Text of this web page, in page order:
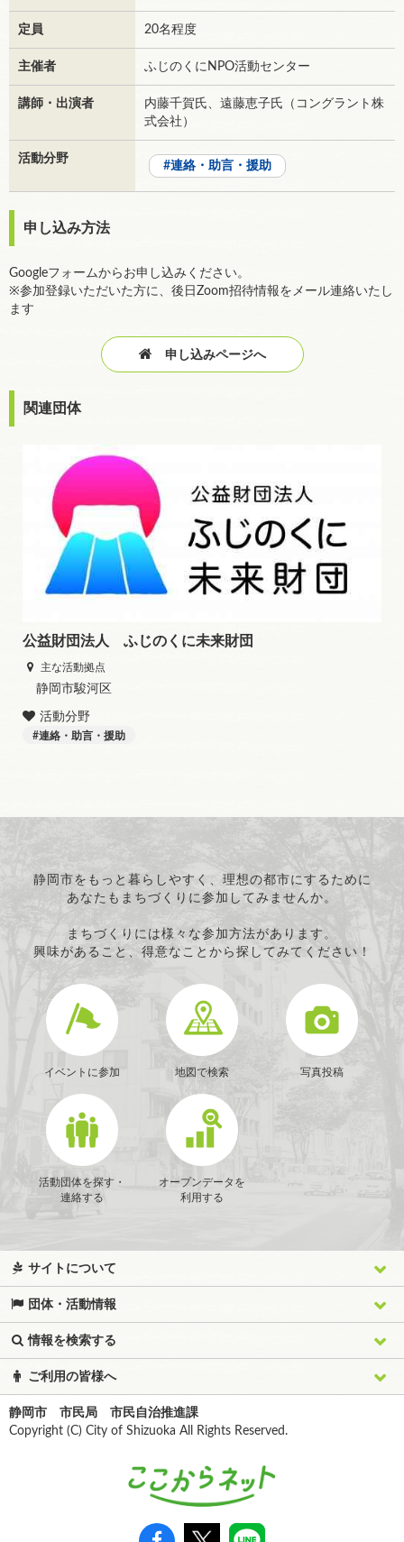
定員 20名程度
主催者 ふじのくにNPO活動センター
講師・出演者
内藤千賀氏、遠藤恵子氏（コングラント株
式会社）
活動分野
連絡・助言・援助
申し込み方法
Googleフォームからお申し込みください。
※参加登録いただいた方に、後日Zoom招待情報をメール連絡いたし
ます
申し込みページへ
関連団体
公益財団法人 ふじのくに未来財団
主な活動拠点
静岡市駿河区
活動分野
連絡・助言・援助
静岡市をもっと暮らしやすく、理想の都市にするために
あなたもまちづくりに参加してみませんか。
まちづくりには様々な参加方法があります。
興味があること、得意なことから探してみてください！
イベントに参加 地図で検索 写真投稿
活動団体を探す・
連絡する
オープンデータを
利用する
サイトについて
団体・活動情報
情報を検索する
ご利用の皆様へ
静岡市 市民局 市民自治推進課
Copyright (C) City of Shizuoka All Rights Reserved.